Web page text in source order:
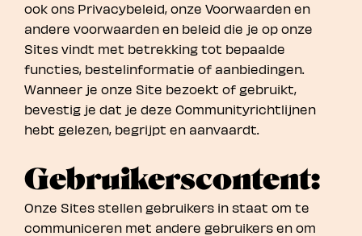
ook ons Privacybeleid, onze Voorwaarden en
andere voorwaarden en beleid die je op onze
Sites vindt met betrekking tot bepaalde
functies, bestelinformatie of aanbiedingen.
Wanneer je onze Site bezoekt of gebruikt,
bevestig je dat je deze Communityrichtlijnen
hebt gelezen, begrijpt en aanvaardt.
Gebruikerscontent:
Onze Sites stellen gebruikers in staat om te
communiceren met andere gebruikers en om